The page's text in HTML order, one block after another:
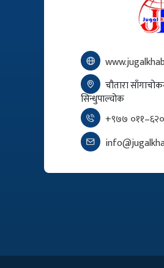
चौतारा
सिन्धुपाल्चोक
+९७७